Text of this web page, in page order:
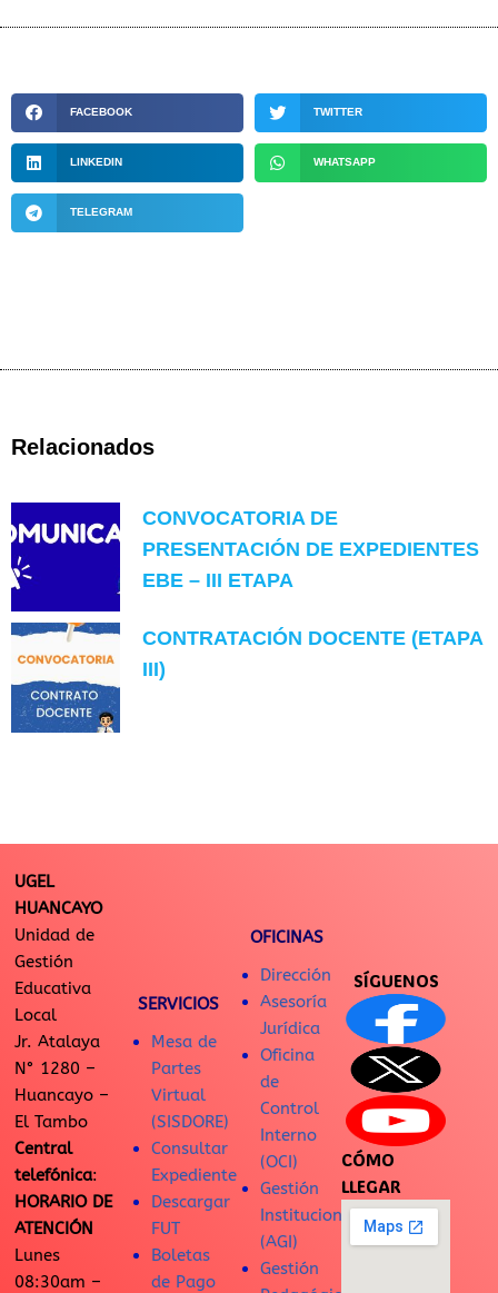
FACEBOOK TWITTER
LINKEDIN WHATSAPP
TELEGRAM
Relacionados
CONVOCATORIA DE
PRESENTACIÓN DE EXPEDIENTES
EBE – III ETAPA
CONTRATACIÓN DOCENTE (ETAPA
III)
UGEL
HUANCAYO
Unidad de
Gestión
Educativa
Local
Jr. Atalaya
N° 1280 –
Huancayo –
El Tambo
Central
telefónica:
HORARIO DE
ATENCIÓN
Lunes
08:30am –
SERVICIOS
Mesa de
Partes
Virtual
(SISDORE)
Consultar
Expediente
Descargar
FUT
Boletas
de Pago
OFICINAS
Dirección
Asesoría
Jurídica
Oficina
de
Control
Interno
(OCI)
Gestión
Institucional
(AGI)
Gestión
SÍGUENOS
CÓMO
LLEGAR